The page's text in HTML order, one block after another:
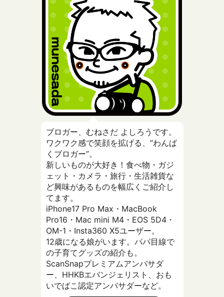
ブロガー、むねさだ よしろうです。
ワクワク感で笑顔を拡げる、”わんぱ
くブロガー”。
新しいものが大好き！食べ物・ガジ
ェット・カメラ・旅行・生活雑貨な
ど興味があるものを幅広くご紹介し
てます。
iPhone17 Pro Max・MacBook
Pro16・Mac mini M4・EOS 5D4・
OM-1・Insta360 X5ユーザー。
12歳になる娘がいます。パパ目線で
の子育てグッズの紹介も。
ScanSnapプレミアムアンバサダ
ー、HHKBエバンジェリスト、おも
いでばこ認定アンバサダーなど。